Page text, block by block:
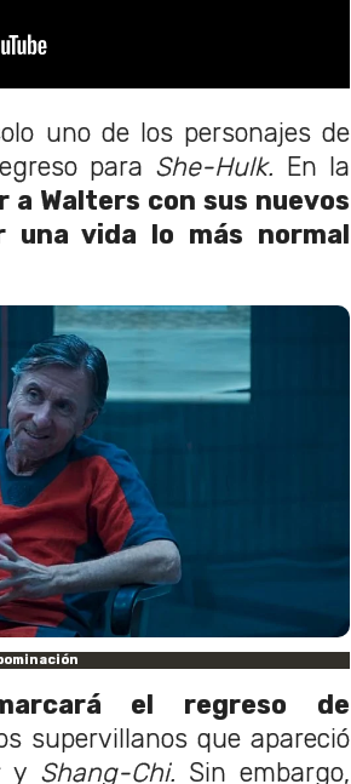
uno de los personajes de
para She-Hulk. En la
Walters con sus nuevos
una vida lo más normal
el regreso de
supervillanos que apareció
y Shang-Chi. Sin embargo,